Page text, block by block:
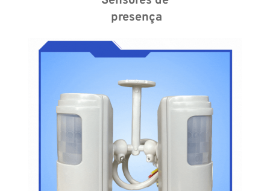
presença